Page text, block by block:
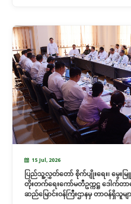
15 Jul, 2026
ပြည်သူ့လွှတ်တော် စိုက်ပျိုးရေး၊ မွေးမ
တိုးတက်ရေးကော်မတီဥက္ကဋ္ဌ ဒေါက်တာအ
ဆည်မြောင်းဝန်ကြီးဌာနမှ တာဝန်ရှိသူမ